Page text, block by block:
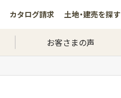
カタログ請求 土地・建売を探す
お客さまの声